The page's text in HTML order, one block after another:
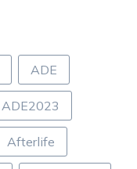
ADE
ADE2023
Afterlife